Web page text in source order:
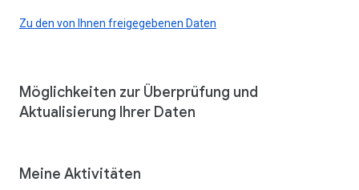
Zu den von Ihnen freigegebenen Daten
Möglichkeiten zur Überprüfung und
Aktualisierung Ihrer Daten
Meine Aktivitäten